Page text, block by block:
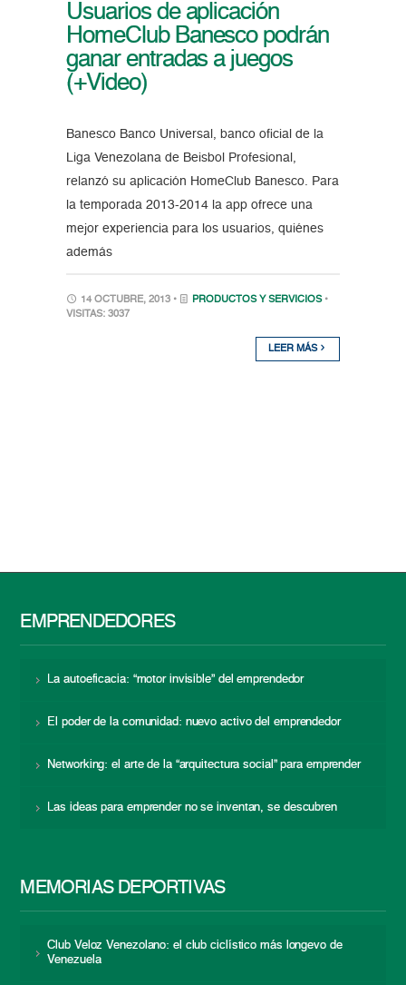
Usuarios de aplicación
HomeClub Banesco podrán
ganar entradas a juegos
(+Video)
Banesco Banco Universal, banco oficial de la
Liga Venezolana de Beisbol Profesional,
relanzó su aplicación HomeClub Banesco. Para
la temporada 2013-2014 la app ofrece una
mejor experiencia para los usuarios, quiénes
además
14 OCTUBRE, 2013 • PRODUCTOS Y SERVICIOS •
VISITAS: 3037
LEER MÁS
EMPRENDEDORES
La autoeficacia: “motor invisible” del emprendedor
El poder de la comunidad: nuevo activo del emprendedor
Networking: el arte de la “arquitectura social” para emprender
Las ideas para emprender no se inventan, se descubren
MEMORIAS DEPORTIVAS
Club Veloz Venezolano: el club ciclístico más longevo de
Venezuela